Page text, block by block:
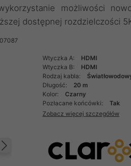
możliwości
dostępnej rozdzielczości
Następny
Wtyczka A:
HDMI
Wtyczka B:
HDMI
Rodzaj kabla:
Długość:
20 m
Kolor:
Czarny
Pozłacane końcówki:
Tak
Zobacz więcej szczegółów